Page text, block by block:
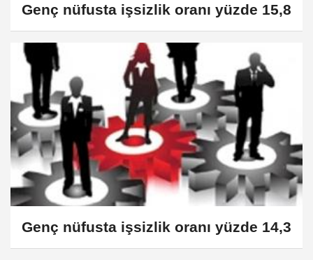
Genç nüfusta işsizlik oranı yüzde 15,8
Genç nüfusta işsizlik oranı yüzde 14,3